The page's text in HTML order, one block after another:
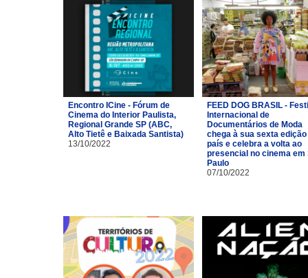
Encontro ICine - Fórum de
Cinema do Interior Paulista,
Regional Grande SP (ABC,
Alto Tietê e Baixada Santista)
13/10/2022
FEED DOG BRASIL -
Internacional de
Documentários de Moda
chega à sua sexta edição
país e celebra a volta ao
presencial no cinema em
Paulo
07/10/2022